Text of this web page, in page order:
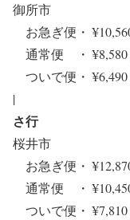
御所市
お急ぎ便・
通常便 ・ ¥8,580
ついで便・
|
さ行
桜井市
お急ぎ便・
通常便 ・
ついで便・